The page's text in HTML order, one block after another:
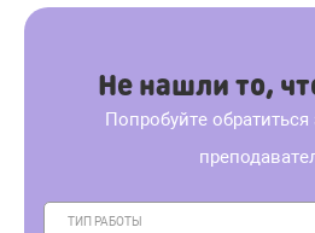
Не нашли то,
Попробуйте
ТИП РАБОТЫ